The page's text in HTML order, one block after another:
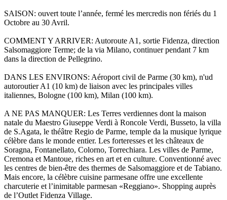
SAISON: ouvert toute l’année, fermé les mercredis non fériés du 1
Octobre au 30 Avril.
COMMENT Y ARRIVER: Autoroute A1, sortie Fidenza, direction
Salsomaggiore Terme; de la via Milano, continuer pendant 7 km
dans la direction de Pellegrino.
DANS LES ENVIRONS: Aéroport civil de Parme (30 km), n'ud
autoroutier A1 (10 km) de liaison avec les principales villes
italiennes, Bologne (100 km), Milan (100 km).
A NE PAS MANQUER: Les Terres verdiennes dont la maison
natale du Maestro Giuseppe Verdi à Roncole Verdi, Busseto, la villa
de S.Agata, le théâtre Regio de Parme, temple da la musique lyrique
célèbre dans le monde entier. Les forteresses et les châteaux de
Soragna, Fontanellato, Colorno, Torrechiara. Les villes de Parme,
Cremona et Mantoue, riches en art et en culture. Conventionné avec
les centres de bien-être des thermes de Salsomaggiore et de Tabiano.
Mais encore, la célèbre cuisine parmesane offre une excellente
charcuterie et l’inimitable parmesan «Reggiano». Shopping auprès
de l’Outlet Fidenza Village.